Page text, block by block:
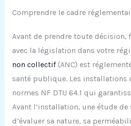
Comprendre le cadre
Avant de prendre toute décision,
avec la législation dans votre
non collectif(ANC) est
santé publique. Les installations
normes NF DTU 64.1 qui
Avant l’installation, une étude
d’évaluer sa nature, sa